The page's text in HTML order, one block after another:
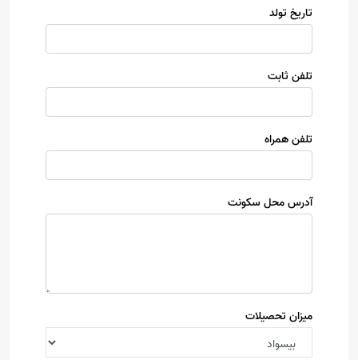
تاریخ تولد
تلفن ثابت
تلفن همراه
آدرس محل سکونت
میزان تحصیلات